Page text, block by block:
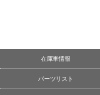
在庫車情報
パーツリスト